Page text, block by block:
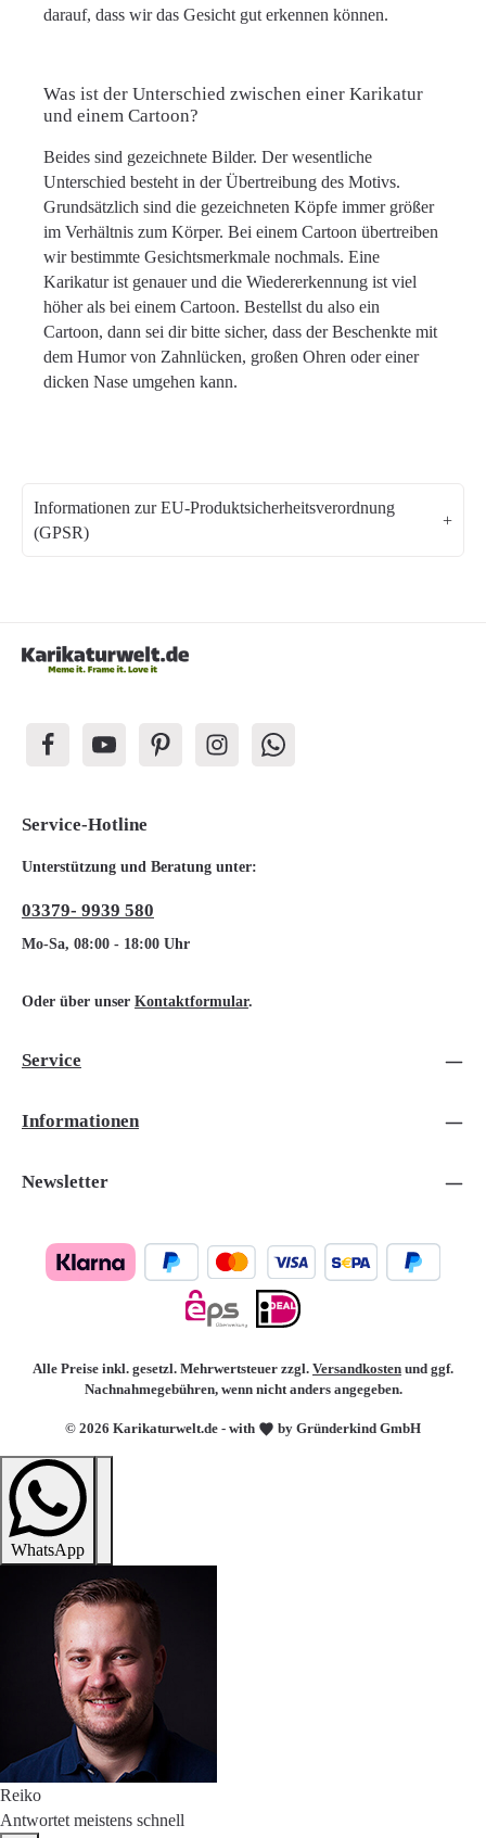
darauf, dass wir das Gesicht gut erkennen können.
Was ist der Unterschied zwischen einer Karikatur
und einem Cartoon?
Beides sind gezeichnete Bilder. Der wesentliche
Unterschied besteht in der Übertreibung des Motivs.
Grundsätzlich sind die gezeichneten Köpfe immer größer
im Verhältnis zum Körper. Bei einem Cartoon übertreiben
wir bestimmte Gesichtsmerkmale nochmals. Eine
Karikatur ist genauer und die Wiedererkennung ist viel
höher als bei einem Cartoon. Bestellst du also ein
Cartoon, dann sei dir bitte sicher, dass der Beschenkte mit
dem Humor von Zahnlücken, großen Ohren oder einer
dicken Nase umgehen kann.
Informationen zur EU-Produktsicherheitsverordnung
(GPSR)
Service-Hotline
Unterstützung und Beratung unter:
03379- 9939 580
Mo-Sa, 08:00 - 18:00 Uhr
Oder über unser Kontaktformular.
Service
Informationen
Newsletter
© 2026 Karikaturwelt.de - with by Gründerkind GmbH
Alle Preise inkl. gesetzl. Mehrwertsteuer zzgl. Versandkosten und ggf.
Nachnahmegebühren, wenn nicht anders angegeben.
WhatsApp
Reiko
Antwortet meistens schnell